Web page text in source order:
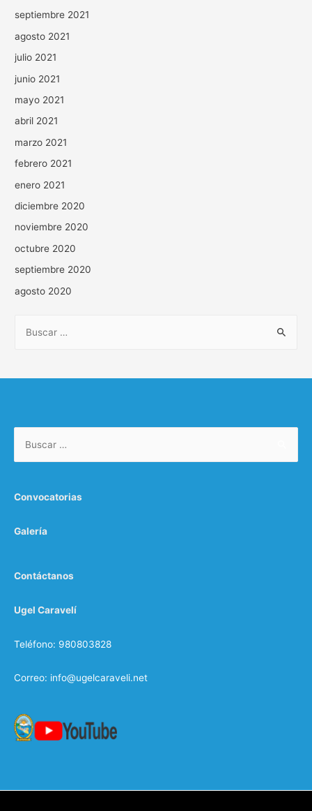
septiembre 2021
agosto 2021
julio 2021
junio 2021
mayo 2021
abril 2021
marzo 2021
febrero 2021
enero 2021
diciembre 2020
noviembre 2020
octubre 2020
septiembre 2020
agosto 2020
Convocatorias
Galería
Contáctanos
Ugel Caravelí
Teléfono: 980803828
Correo: info@ugelcaraveli.net